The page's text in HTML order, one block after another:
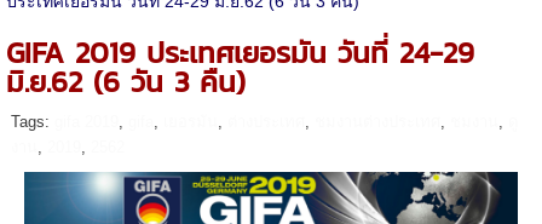
GIFA 2019 ประเทศเยอรมัน วันที่ 24-29
มิ.ย.62 (6 วัน 3 คืน)
Tags: , , , , , ,
, ,